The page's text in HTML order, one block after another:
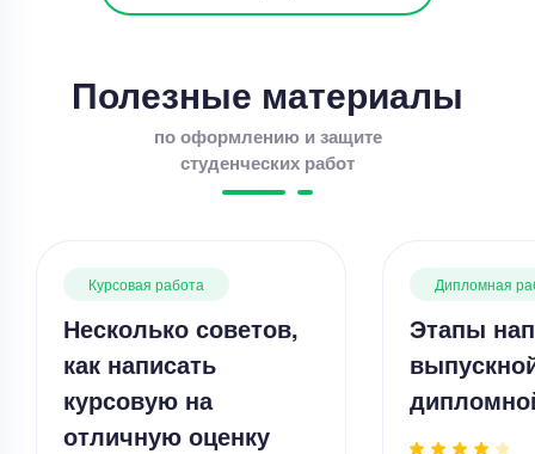
Полезные материалы
по оформлению и защите
студенческих работ
Курсовая работа
Несколько советов,
как написать
курсовую на
отличную оценку
Дипломная
Этапы